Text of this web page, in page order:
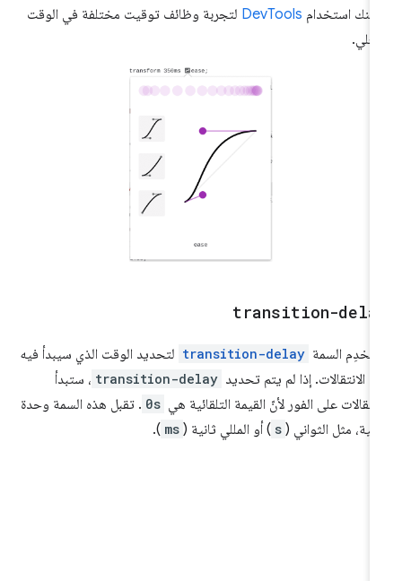
استخدامDevToolsلتجربة وظائف توقيت مختلفة في الوقت
transition-
السمة transition-delay لتحديد الوقت الذي سيبدأ فيه
الانتقالات. إذا لم يتم تحديد transition-delay ، ستبدأ
على الفور لأنّ القيمة التلقائية هي 0s
. تقبل هذه السمة وحدة
مثل الثواني ( s ) أو المللي ثانية ( ms
).